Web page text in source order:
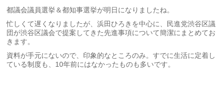
都議会議員選挙＆都知事選挙が明日になりましたね。
忙しくて遅くなりましたが、浜田ひろきを中心に、民進党渋谷区議
団が渋谷区議会で提案してきた先進事項について簡潔にまとめてお
きます。
資料が手元にないので、印象的なところのみ。すでに生活に定着し
ている制度も、10年前にはなかったものも多いです。